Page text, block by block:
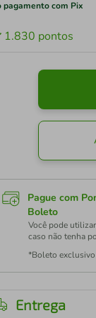
pagamento com Pix
1.830 pontos
Pague com
Boleto
Você pode
caso não tenha
*Boleto exclusivo
Entrega